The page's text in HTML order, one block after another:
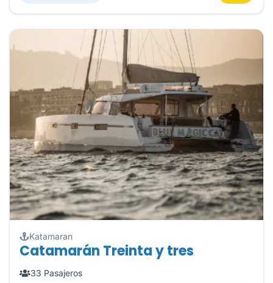
Katamaran
Catamarán Treinta y tres
33 Pasajeros